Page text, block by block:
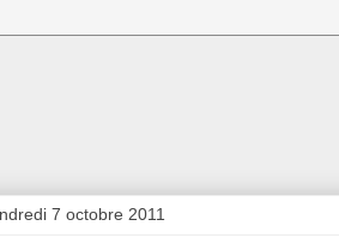
7 octobre 2011